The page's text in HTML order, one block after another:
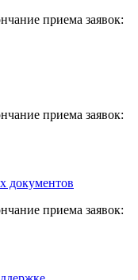
приема заявок:
приема заявок:
документов
приема заявок: